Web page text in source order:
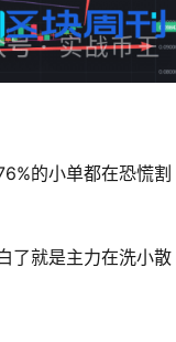
的小单都在恐慌割
了就是主力在洗小散